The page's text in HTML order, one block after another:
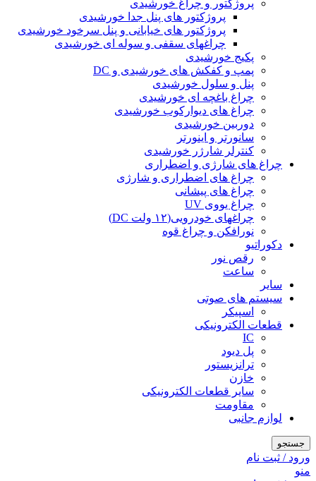
پروژکتور و چراغ خورشیدی
پروژکتور های پنل جدا خورشیدی
پروژکتور های خیابانی و پنل سرخود خورشیدی
چراغهای سقفی و سوله ای خورشیدی
پکیج خورشیدی
پمپ و کفکش های خورشیدی و DC
پنل و سلول خورشیدی
چراغ باغچه ای خورشیدی
چراغ های دیوارکوب خورشیدی
دوربین خورشیدی
سانورتر و اینورتر
کنترلر شارژر خورشیدی
چراغ های شارژی و اضطراری
چراغ های اضطراری و شارژی
چراغ های پیشانی
چراغ یووی UV
چراغهای خودرویی(۱۲ ولت DC)
نورافکن و چراغ قوه
دکوراتیو
رقص نور
ساعت
سایر
سیستم های صوتی
اسپیکر
قطعات الکترونیکی
IC
پل دیود
ترانزیستور
خازن
سایر قطعات الکترونیکی
مقاومت
لوازم جانبی
جستجو
ورود / ثبت نام
منو